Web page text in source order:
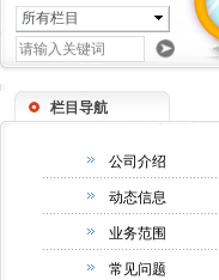
所有栏目
栏目导航
公司介绍
动态信息
业务范围
常见问题